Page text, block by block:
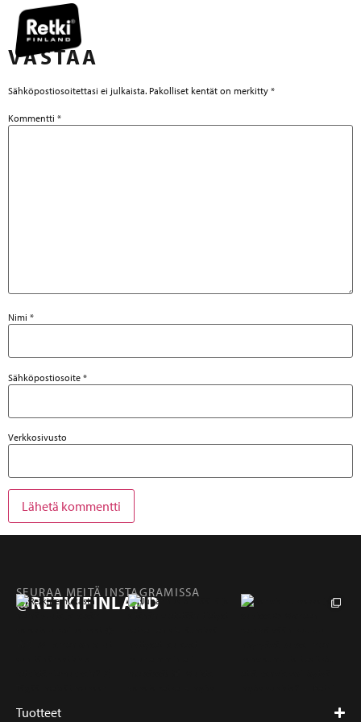
VASTAA
Sähköpostiosoitettasi ei julkaista. Pakolliset kentät on merkitty *
Kommentti *
Nimi *
Sähköpostiosoite *
Verkkosivusto
SEURAA MEITÄ INSTAGRAMISSA
@RETKIFINLAND
Tuotteet